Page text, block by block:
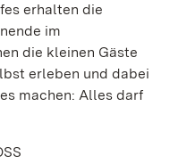
erhalten die
im
die kleinen Gäste
erleben und dabei
machen: Alles darf